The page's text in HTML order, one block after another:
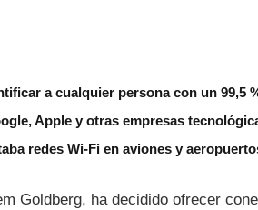
a cualquier persona con un 99,5
Apple y otras empresas
redes Wi-Fi en aviones y
Goldberg, ha decidido ofrecer